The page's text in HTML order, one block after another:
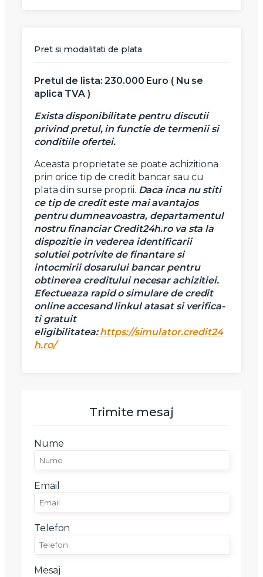
Pret si modalitati de plata
Pretul de lista: 230.000 Euro ( Nu se
aplica TVA )
Exista disponibilitate pentru discutii
privind pretul, in functie de termenii si
conditiile ofertei.
Aceasta proprietate se poate achizitiona
prin orice tip de credit bancar sau cu
plata din surse proprii. Daca inca nu stiti
ce tip de credit este mai avantajos
pentru dumneavoastra, departamentul
nostru financiar Credit24h.ro va sta la
dispozitie in vederea identificarii
solutiei potrivite de finantare si
intocmirii dosarului bancar pentru
obtinerea creditului necesar achizitiei.
Efectueaza rapid o simulare de credit
online accesand linkul atasat si verifica-
ti gratuit
eligibilitatea:https://simulator.credit24
h.ro/
Trimite mesaj
Nume
Email
Telefon
Mesaj
Telefon
Email
Am citit si sunt de acord cu
SudRezidential.ro
Sunt de acord cuprelucrarea datelor cu caracter personal